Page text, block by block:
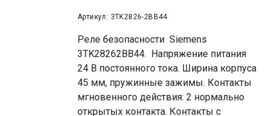
Артикул: 3TK2826-2BB44
Реле безопасности Siemens
3TK28262BB44. Напряжение питания
24 В постоянного тока. Ширина корпуса
45 мм, пружинные зажимы. Контакты
мгновенного действия: 2 нормально
открытых контакта. Контакты с